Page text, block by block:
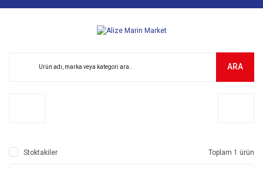
ARA
Stoktakiler Toplam 1 ürün